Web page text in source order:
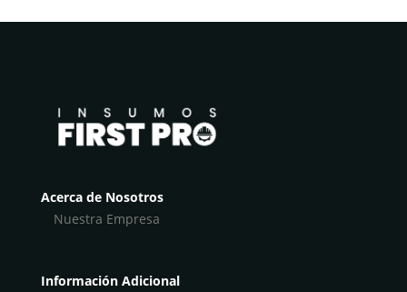
Acerca de Nosotros
Nuestra Empresa
Información Adicional